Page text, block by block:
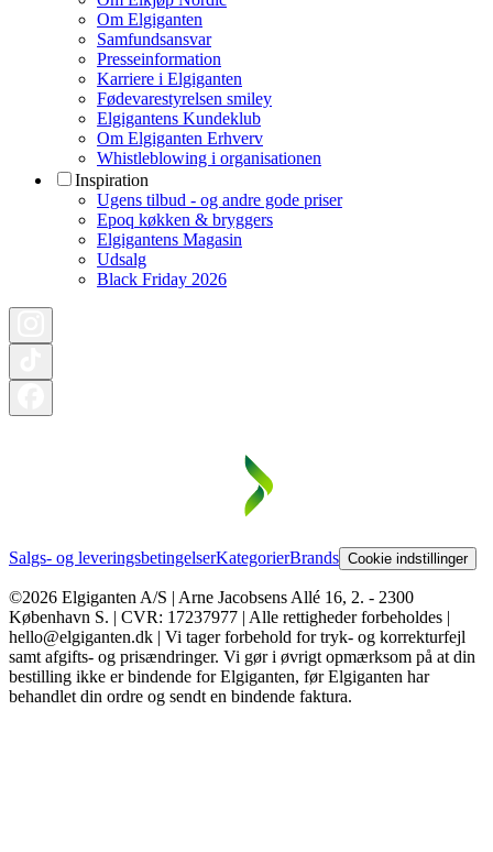
Om Elgiganten
Samfundsansvar
Presseinformation
Karriere i Elgiganten
Fødevarestyrelsen smiley
Elgigantens Kundeklub
Om Elgiganten Erhverv
Whistleblowing i organisationen
Inspiration
Ugens tilbud - og andre gode priser
Epoq køkken & bryggers
Elgigantens Magasin
Udsalg
Black Friday 2026
Salgs- og leveringsbetingelserKategorierBrands Cookie indstillinger
©2026 Elgiganten A/S | Arne Jacobsens Allé 16, 2. - 2300
København S. | CVR: 17237977 | Alle rettigheder forbeholdes |
hello@elgiganten.dk | Vi tager forbehold for tryk- og korrekturfejl
samt afgifts- og prisændringer. Vi gør i øvrigt opmærksom på at din
bestilling ikke er bindende for Elgiganten, før Elgiganten har
behandlet din ordre og sendt en bindende faktura.